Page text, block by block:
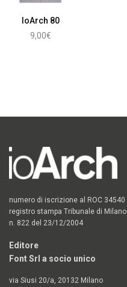
IoArch 80
9,00€
numero di iscrizione al ROC 34540
registro stampa Tribunale di Milano
n. 822 del 23/12/2004
Editore
Font Srl a socio unico
via Siusi 20/a, 20132 Milano